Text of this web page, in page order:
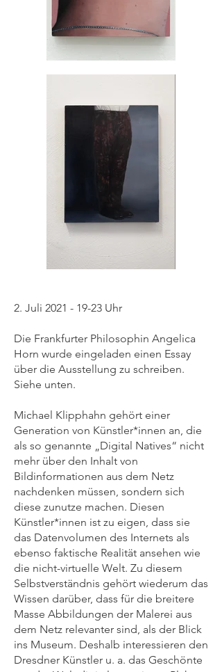
2. Juli 2021 - 19-23 Uhr
Die Frankfurter Philosophin Angelica
Horn wurde eingeladen einen Essay
über die Ausstellung zu schreiben.
Siehe unten.
Michael Klipphahn gehört einer
Generation von Künstler*innen an, die
als so genannte „Digital Natives“ nicht
mehr über den Inhalt von
Bildinformationen aus dem Netz
nachdenken müssen, sondern sich
diese zunutze machen. Diesen
Künstler*innen ist zu eigen, dass sie
das Datenvolumen des Internets als
ebenso faktische Realität ansehen wie
die nicht-virtuelle Welt. Zu diesem
Selbstverständnis gehört wiederum das
Wissen darüber, dass für die breitere
Masse Abbildungen der Malerei aus
dem Netz relevanter sind, als der Blick
ins Museum. Deshalb interessieren den
Dresdner Künstler u. a. das Geschönte